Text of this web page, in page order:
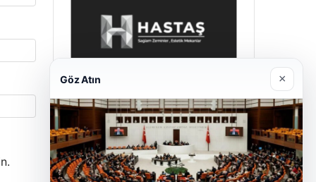
Enes Kaplan Avukatlık Bürosu
28/04/2026
Göz Atın ×